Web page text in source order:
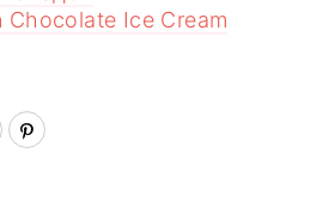
Ice Cream